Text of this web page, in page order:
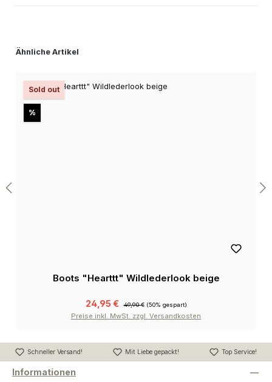
Produktgalerie überspringen
Ähnliche Artikel
Sold out
%Rabatt
Boots "Hearttt" Wildlederlook beige
24,95 € 49,90 € (50% gespart)
Preise inkl. MwSt. zzgl. Versandkosten
Schneller Versand! Mit Liebe gepackt! Top Service!
Informationen